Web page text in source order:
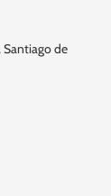
Santiago de